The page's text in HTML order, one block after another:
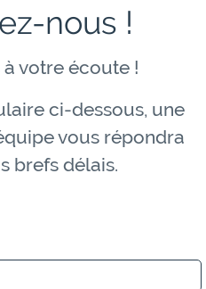
nous !
votre écoute !
ci-dessous, une
vous répondra
brefs délais.